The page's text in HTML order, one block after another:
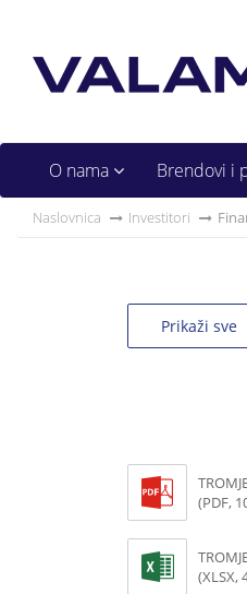
O nama Brendovi i
Naslovnica Investitori
Prikaži sve
(PDF,
(XLSX,